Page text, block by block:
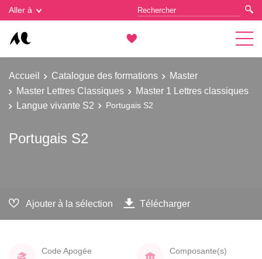
Aller à
Accueil Catalogue des formations
Master
Master Lettres Classiques
Master 1 Lettres classiques
Langue vivante S2
Portugais S2
Portugais S2
Ajouter à la sélection Télécharger
Code Apogée
Composante(s)
Gestion des cookies